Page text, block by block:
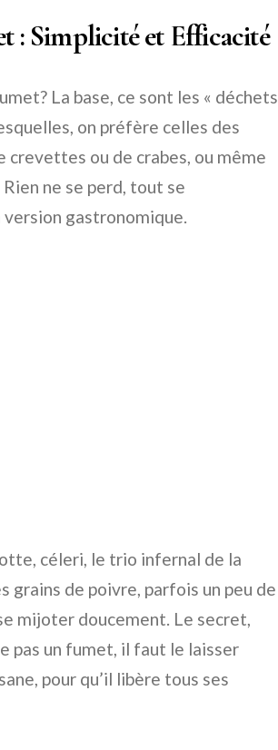
: Simplicité et Efficacité
La base, ce sont les « déchets
on préfère celles des
crevettes ou de crabes, ou même
ne se perd, tout se
gastronomique.
céleri, le trio infernal de la
grains de poivre, parfois un peu de
mijoter doucement. Le secret,
pas un fumet, il faut le laisser
pour qu’il libère tous ses